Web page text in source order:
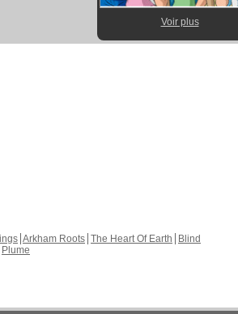
Voir plus
Arkham Roots The Heart Of Earth
Blind
Plume